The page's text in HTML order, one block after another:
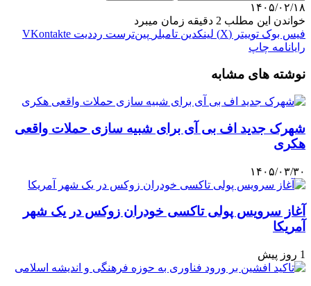
۱۴۰۵/۰۲/۱۸
خواندن این مطلب 2 دقیقه زمان میبرد
فیس بوک توییتر (X) لینکدین ‫تامبلر ‫پین‌ترست ‫رددیت ‫VKontakte
رایانامه چاپ
نوشته های مشابه
شهرک جدید اف بی آی برای شبیه سازی حملات واقعی
هکری
۱۴۰۵/۰۳/۳۰
آغاز سرویس پولی تاکسی خودران زوکس در یک شهر
آمریکا
1 روز پیش